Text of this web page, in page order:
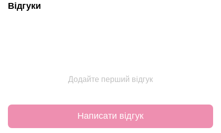
Відгуки
Додайте перший відгук
Написати відгук